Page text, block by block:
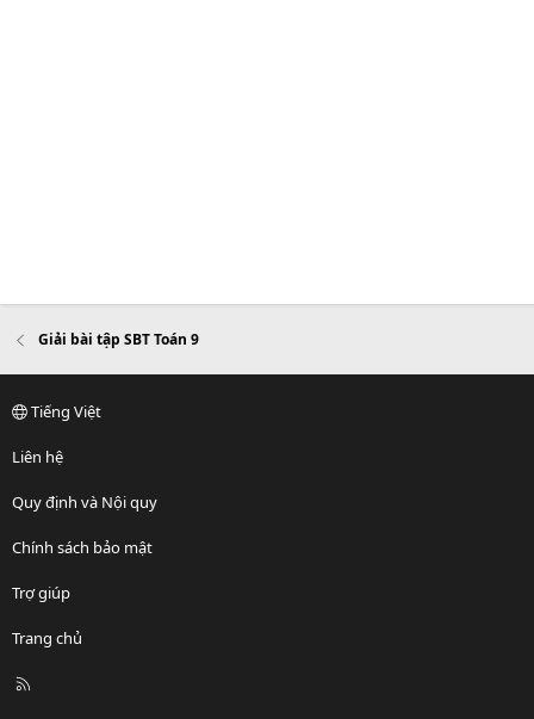
Giải bài tập SBT Toán 9
Tiếng Việt
Liên hệ
Quy định và Nội quy
Chính sách bảo mật
Trợ giúp
Trang chủ
R